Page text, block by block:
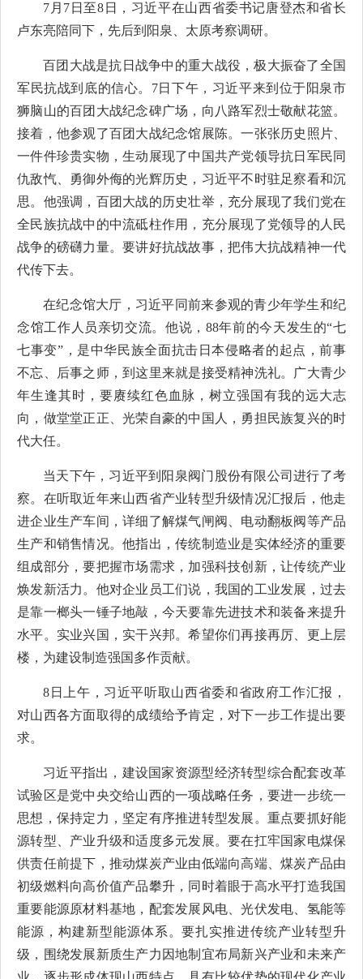
7月7日至8日，习近平在山西省委书记唐登杰和省长
卢东亮陪同下，先后到阳泉、太原考察调研。
百团大战是抗日战争中的重大战役，极大振奋了全国
军民抗战到底的信心。7日下午，习近平来到位于阳泉市
狮脑山的百团大战纪念碑广场，向八路军烈士敬献花篮。
接着，他参观了百团大战纪念馆展陈。一张张历史照片、
一件件珍贵实物，生动展现了中国共产党领导抗日军民同
仇敌忾、勇御外侮的光辉历史，习近平不时驻足察看和沉
思。他强调，百团大战的历史壮举，充分展现了我们党在
全民族抗战中的中流砥柱作用，充分展现了党领导的人民
战争的磅礴力量。要讲好抗战故事，把伟大抗战精神一代
代传下去。
在纪念馆大厅，习近平同前来参观的青少年学生和纪
念馆工作人员亲切交流。他说，88年前的今天发生的“七
七事变”，是中华民族全面抗击日本侵略者的起点，前事
不忘、后事之师，到这里来就是接受精神洗礼。广大青少
年生逢其时，要赓续红色血脉，树立强国有我的远大志
向，做堂堂正正、光荣自豪的中国人，勇担民族复兴的时
代大任。
当天下午，习近平到阳泉阀门股份有限公司进行了考
察。在听取近年来山西省产业转型升级情况汇报后，他走
进企业生产车间，详细了解煤气闸阀、电动翻板阀等产品
生产和销售情况。他指出，传统制造业是实体经济的重要
组成部分，要把握市场需求，加强科技创新，让传统产业
焕发新活力。他对企业员工们说，我国的工业发展，过去
是靠一榔头一锤子地敲，今天要靠先进技术和装备来提升
水平。实业兴国，实干兴邦。希望你们再接再厉、更上层
楼，为建设制造强国多作贡献。
8日上午，习近平听取山西省委和省政府工作汇报，
对山西各方面取得的成绩给予肯定，对下一步工作提出要
求。
习近平指出，建设国家资源型经济转型综合配套改革
试验区是党中央交给山西的一项战略任务，要进一步统一
思想，保持定力，坚定有序推进转型发展。重点要抓好能
源转型、产业升级和适度多元发展。要在扛牢国家电煤保
供责任前提下，推动煤炭产业由低端向高端、煤炭产品由
初级燃料向高价值产品攀升，同时着眼于高水平打造我国
重要能源原材料基地，配套发展风电、光伏发电、氢能等
能源，构建新型能源体系。要扎实推进传统产业转型升
级，围绕发展新质生产力因地制宜布局新兴产业和未来产